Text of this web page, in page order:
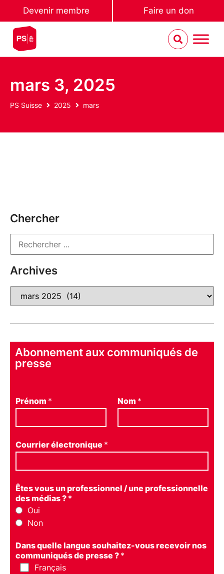
Devenir membre Faire un don
mars 3, 2025
PS Suisse 2025 mars
Chercher
Archives
Abonnement aux communiqués de
presse
Prénom * Nom *
Courrier électronique *
Êtes vous un professionnel / une professionnelle
des médias ? *
Oui
Non
Dans quelle langue souhaitez-vous recevoir nos
communiqués de presse ? *
Français